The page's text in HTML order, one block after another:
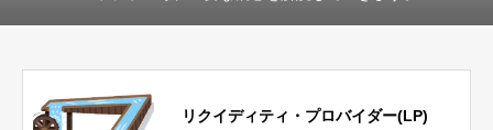
リクイディティ・プロバイダー(LP)